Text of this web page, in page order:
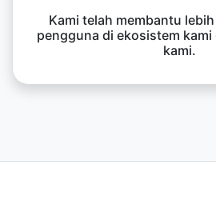
Kami telah membantu
pengguna di ekosistem
kami.